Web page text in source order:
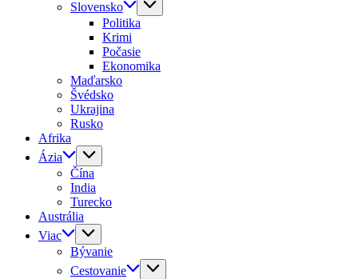
Slovensko
Politika
Krimi
Počasie
Ekonomika
Maďarsko
Švédsko
Ukrajina
Rusko
Afrika
Ázia
Čína
India
Turecko
Austrália
Viac
Bývanie
Cestovanie